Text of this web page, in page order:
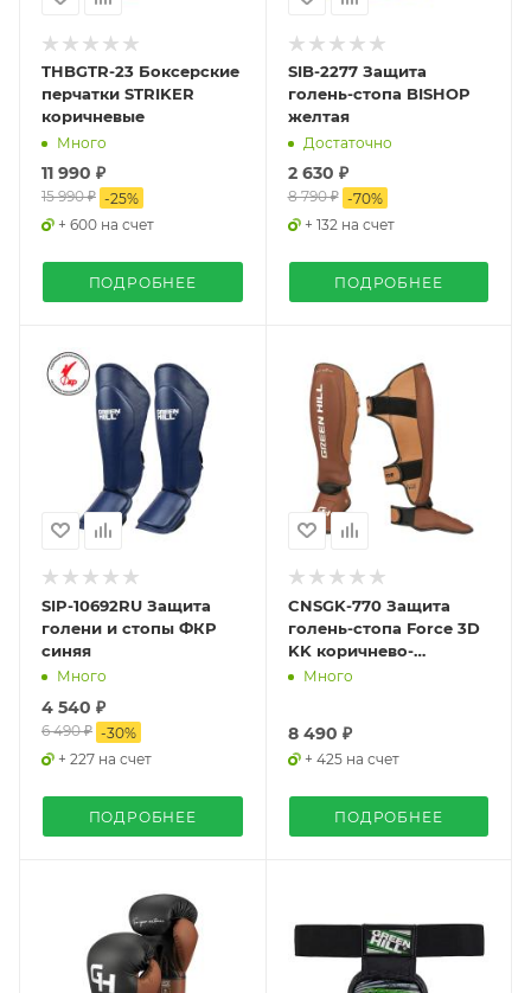
THBGTR-23 Боксерские
перчатки STRIKER
коричневые
Много
11 990 ₽
15 990 ₽ -25%
+ 600 на счет
ПОДРОБНЕЕ
SIB-2277 Защита
голень-стопа BISHOP
желтая
Достаточно
2 630 ₽
8 790 ₽ -70%
+ 132 на счет
ПОДРОБНЕЕ
SIP-10692RU Защита
голени и стопы ФКР
синяя
Много
4 540 ₽
6 490 ₽ -30%
+ 227 на счет
ПОДРОБНЕЕ
CNSGK-770 Защита
голень-стопа Force 3D
KK коричнево-
табачная
Много
8 490 ₽
+ 425 на счет
ПОДРОБНЕЕ